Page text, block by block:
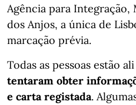
Agência para Integração,
dos Anjos, a única de
marcação prévia.
Todas as pessoas estão
tentaram obter
e carta registada.